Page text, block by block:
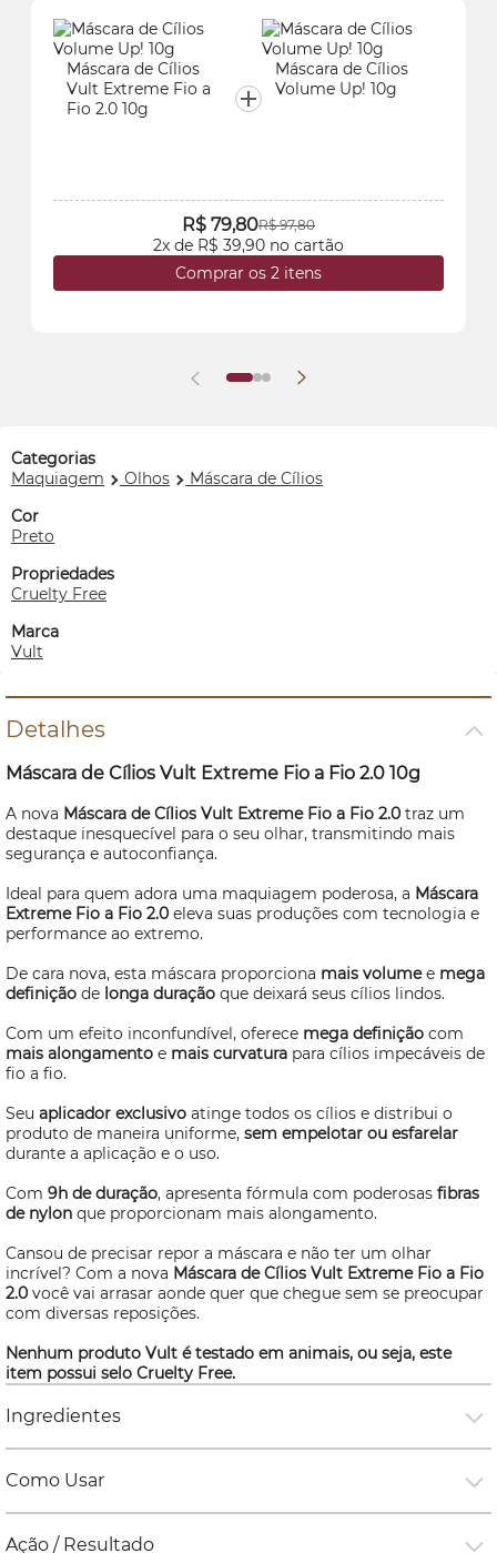
Máscara de Cílios
Vult Extreme Fio a
Fio 2.0 10g
Máscara de Cílios
Volume Up! 10g
R$ 97,80
R$ 79,80
2x de R$ 39,90 no cartão
Comprar os 2 itens
Categorias
Maquiagem
Olhos
Máscara de Cílios
Cor
Preto
Propriedades
Cruelty Free
Marca
Vult
Detalhes
Máscara de Cílios Vult Extreme Fio a Fio 2.0 10g
A nova Máscara de Cílios Vult Extreme Fio a Fio 2.0 traz um
destaque inesquecível para o seu olhar, transmitindo mais
segurança e autoconfiança.
Ideal para quem adora uma maquiagem poderosa, a Máscara
Extreme Fio a Fio 2.0 eleva suas produções com tecnologia e
performance ao extremo.
De cara nova, esta máscara proporciona mais volumee mega
definição de longa duração que deixará seus cílios lindos.
Com um efeito inconfundível, oferece mega definição com
mais alongamento e mais curvatura para cílios impecáveis de
fio a fio.
Seu aplicador exclusivo atinge todos os cílios e distribui o
produto de maneira uniforme, sem empelotar ou esfarelar
durante a aplicação e o uso.
Com 9h de duração, apresenta fórmula com poderosas fibras
de nylon que proporcionam mais alongamento.
Cansou de precisar repor a máscara e não ter um olhar
incrível? Com a nova Máscara de Cílios Vult Extreme Fio a Fio
2.0 você vai arrasar aonde quer que chegue sem se preocupar
com diversas reposições.
Nenhum produto Vult é testado em animais, ou seja, este
item possui selo Cruelty Free.
Ingredientes
Como Usar
Ação / Resultado